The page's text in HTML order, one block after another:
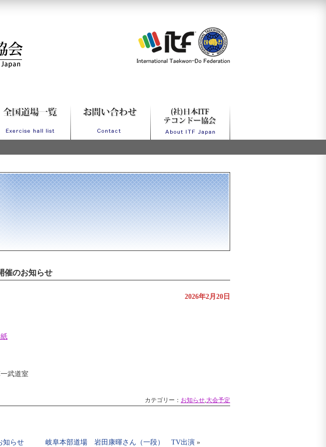
催のお知らせ
2026年2月20日
武道室
カテゴリー： お知らせ,大会予定
知らせ 岐阜本部道場 岩田康暉さん（一段） TV出演 »